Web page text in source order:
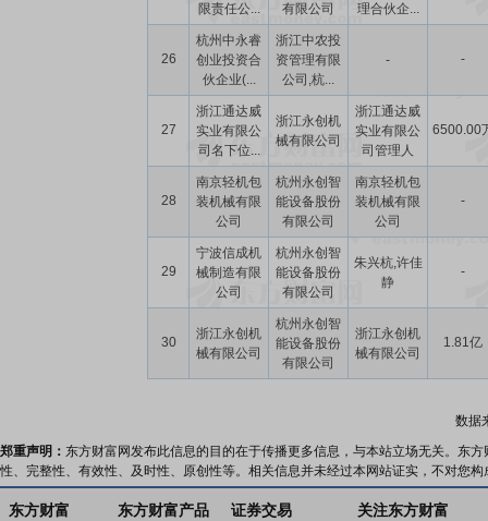
限责任公...
有限公司
理合伙企...
26
杭州中永睿
创业投资合
伙企业(...
浙江中农投
资管理有限
公司,杭...
- -
27
浙江通达威
实业有限公
司名下位...
浙江永创机
械有限公司
浙江通达威
实业有限公
司管理人
6500.00
28
南京轻机包
装机械有限
公司
杭州永创智
能设备股份
有限公司
南京轻机包
装机械有限
公司
-
29
宁波信成机
械制造有限
公司
杭州永创智
能设备股份
有限公司
朱兴杭,许佳
静
-
30
浙江永创机
械有限公司
杭州永创智
能设备股份
有限公司
浙江永创机
械有限公司
1.81亿
数据
郑重声明： 东方财富网发布此信息的目的在于传播更多信息，与本站立场无关。东
性、完整性、有效性、及时性、原创性等。相关信息并未经过本网站证实，不对您
东方财富 东方财富产品 证券交易 关注东方财富